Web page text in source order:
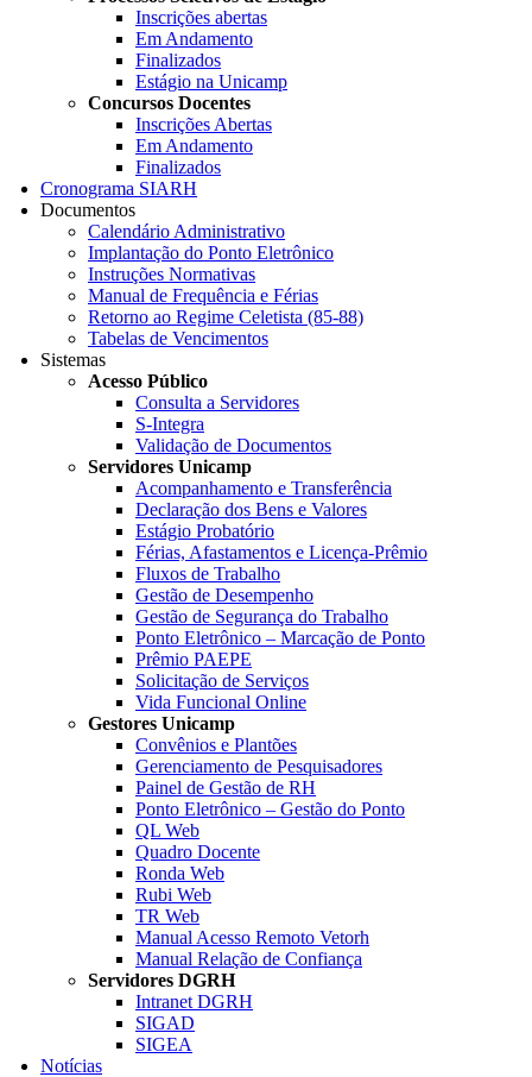
Inscrições abertas
Em Andamento
Finalizados
Estágio na Unicamp
Concursos Docentes
Inscrições Abertas
Em Andamento
Finalizados
Cronograma SIARH
Documentos
Calendário Administrativo
Implantação do Ponto Eletrônico
Instruções Normativas
Manual de Frequência e Férias
Retorno ao Regime Celetista (85-88)
Tabelas de Vencimentos
Sistemas
Acesso Público
Consulta a Servidores
S-Integra
Validação de Documentos
Servidores Unicamp
Acompanhamento e Transferência
Declaração dos Bens e Valores
Estágio Probatório
Férias, Afastamentos e Licença-Prêmio
Fluxos de Trabalho
Gestão de Desempenho
Gestão de Segurança do Trabalho
Ponto Eletrônico – Marcação de Ponto
Prêmio PAEPE
Solicitação de Serviços
Vida Funcional Online
Gestores Unicamp
Convênios e Plantões
Gerenciamento de Pesquisadores
Painel de Gestão de RH
Ponto Eletrônico – Gestão do Ponto
QL Web
Quadro Docente
Ronda Web
Rubi Web
TR Web
Manual Acesso Remoto Vetorh
Manual Relação de Confiança
Servidores DGRH
Intranet DGRH
SIGAD
SIGEA
Notícias